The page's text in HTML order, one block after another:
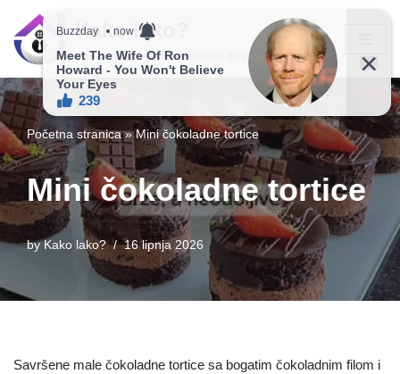
Skip
content
Kako lako?
Vaš vodič ka jednostavnijem životu!
Početna stranica»Mini čokoladne tortice
Mini čokoladne tortice
by Kako lako? 16 lipnja 2026
Savršene male čokoladne tortice sa bogatim čokoladnim filom i